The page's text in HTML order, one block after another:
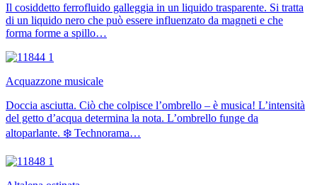
Il cosiddetto ferrofluido galleggia in un liquido trasparente. Si tratta
di un liquido nero che può essere influenzato da magneti e che
forma forme a spillo…
Acquazzone musicale
Doccia asciutta. Ciò che colpisce l’ombrello – è musica! L’intensità
del getto d’acqua determina la nota. L’ombrello funge da
altoparlante. ❄️ Technorama…